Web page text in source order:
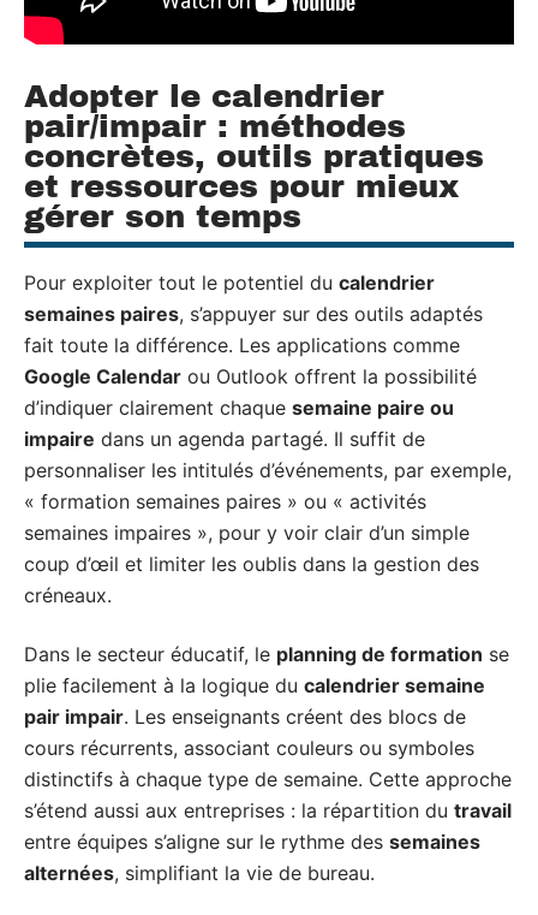
Adopter le calendrier
pair/impair : méthodes
concrètes, outils pratiques
et ressources pour mieux
gérer son temps
Pour exploiter tout le potentiel du calendrier
semaines paires, s’appuyer sur des outils adaptés
fait toute la différence. Les applications comme
Google Calendar ou Outlook offrent la possibilité
d’indiquer clairement chaque semaine paire ou
impaire dans un agenda partagé. Il suffit de
personnaliser les intitulés d’événements, par exemple,
« formation semaines paires » ou « activités
semaines impaires », pour y voir clair d’un simple
coup d’œil et limiter les oublis dans la gestion des
créneaux.
Dans le secteur éducatif, le planning de formation se
plie facilement à la logique du calendrier semaine
pair impair. Les enseignants créent des blocs de
cours récurrents, associant couleurs ou symboles
distinctifs à chaque type de semaine. Cette approche
s’étend aussi aux entreprises : la répartition du travail
entre équipes s’aligne sur le rythme des semaines
alternées, simplifiant la vie de bureau.